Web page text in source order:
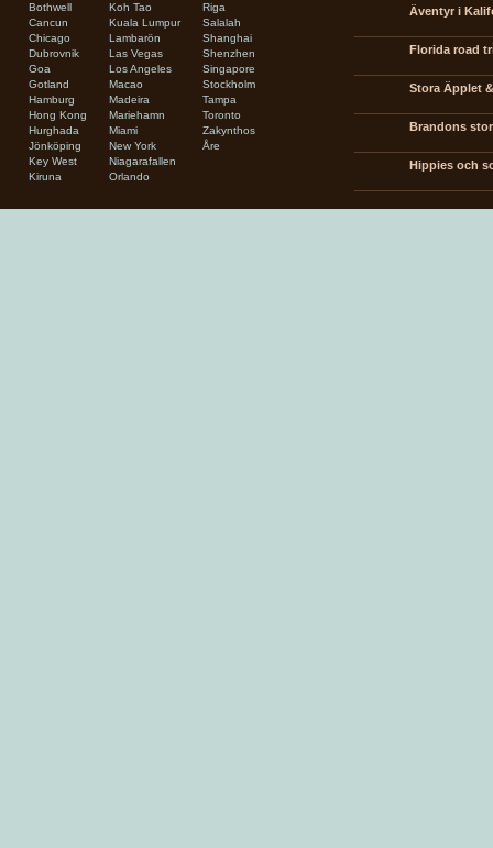
Bothwell
Cancun
Chicago
Dubrovnik
Goa
Gotland
Hamburg
Hong Kong
Hurghada
Jönköping
Key West
Kiruna
Koh Tao
Kuala Lumpur
Lambarön
Las Vegas
Los Angeles
Macao
Madeira
Mariehamn
Miami
New York
Niagarafallen
Orlando
Riga
Salalah
Shanghai
Shenzhen
Singapore
Stockholm
Tampa
Toronto
Zakynthos
Åre
Äventyr i
Florida road
Stora Äpplet
Brandons
Hippies och